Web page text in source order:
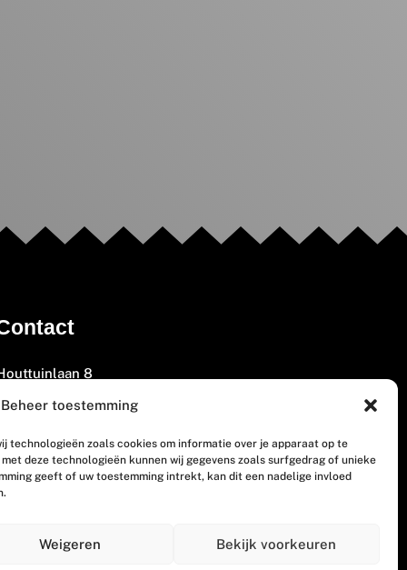
Beheer toestemming
technologieën zoals cookies om informatie over je apparaat op te
deze technologieën kunnen wij gegevens zoals surfgedrag of unieke
geeft of uw toestemming intrekt, kan dit een nadelige invloed
Weigeren Bekijk voorkeuren
8
3447 GM Woerden
(0348) 405 200
disclaimer en copyright